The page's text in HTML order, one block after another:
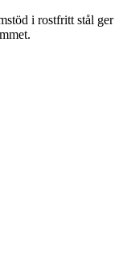
i rostfritt stål ger